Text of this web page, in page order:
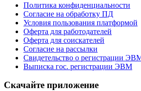
Политика конфиденциальности
Согласие на обработку ПД
Условия пользования платформой
Оферта для работодателей
Оферта для соискателей
Согласие на рассылки
Свидетельство о регистрации
Выписка гос. регистрации ЭВМ
Скачайте приложение